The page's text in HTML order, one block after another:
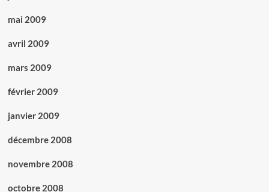
mai 2009
avril 2009
mars 2009
février 2009
janvier 2009
décembre 2008
novembre 2008
octobre 2008